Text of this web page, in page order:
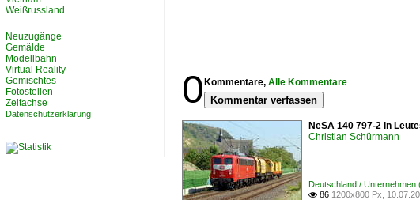
0 Kommentare, Alle Kommentare
Kommentar verfassen
NeSA 140 797-2 in
Christian Schürmann
Deutschland /
 86 1200x800 Px,
Weißrussland
Neuzugänge
Gemälde
Modellbahn
Virtual Reality
Gemischtes
Fotostellen
Zeitachse
Datenschutzerklärung